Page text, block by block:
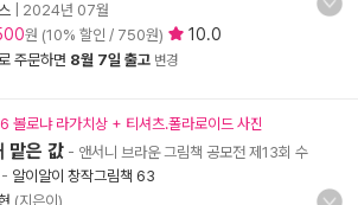
2024년 07월
원 (10% 할인 / 750원) 10.0
주문하면 8월 7일 출고 변경
볼로냐 라가치상 + 티셔츠.폴라로이드 사진
맡은 값 - 앤서니 브라운 그림책 공모전 제13회 수
- 알이알이 창작그림책 63
(지은이)